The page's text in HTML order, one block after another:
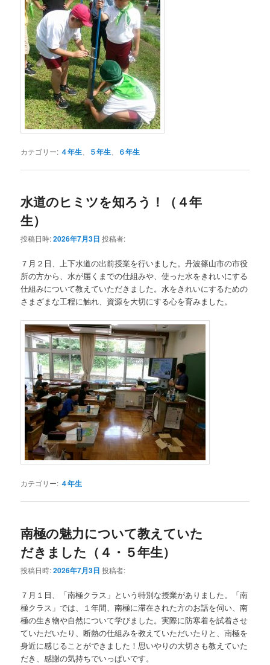
カテゴリー: ４年生 ５年生 ６年生
水道のヒミツを知ろう！（４年
生）
投稿日時:2026年7月3日 投稿者:
７月２日、上下水道の出前授業を行いました。丹波篠山市の市役
所の方から、水が届くまでの仕組みや、使った水をきれいにする
仕組みについて教えていただきました。水をきれいにするための
さまざまな工程に触れ、資源を大切にする心を育みました。
カテゴリー: ４年生
南極の魅力について教えていた
だきました（４・５年生）
投稿日時:2026年7月3日 投稿者:
７月１日、「南極クラス」という特別な授業がありました。「南
極クラス」では、１年間、南極に滞在された方のお話を伺い、南
極の生き物や自然について学びました。実際に防寒着を試着させ
ていただいたり、断熱の仕組みを教えていただいたりと、南極を
身近に感じることができました！思いやりの大切さも教えていた
だき、感謝の気持ちでいっぱいです。